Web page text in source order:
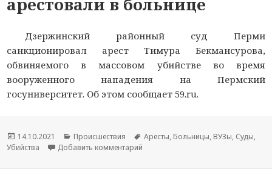
арестовали в больнице
Дзержинский районный суд Перми
санкционировал арест Тимура Бекмансурова,
обвиняемого в массовом убийстве во время
вооруженного нападения на Пермский
госуниверситет. Об этом сообщает 59.ru.
Опубликовано
14.10.2021 Рубрики
Происшествия Метки
Аресты, Больницы, ВУЗы, Суды,
Убийства
Добавить комментарий